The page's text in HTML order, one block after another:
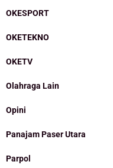
OKESPORT
OKETEKNO
OKETV
Olahraga Lain
Opini
Panajam Paser Utara
Parpol